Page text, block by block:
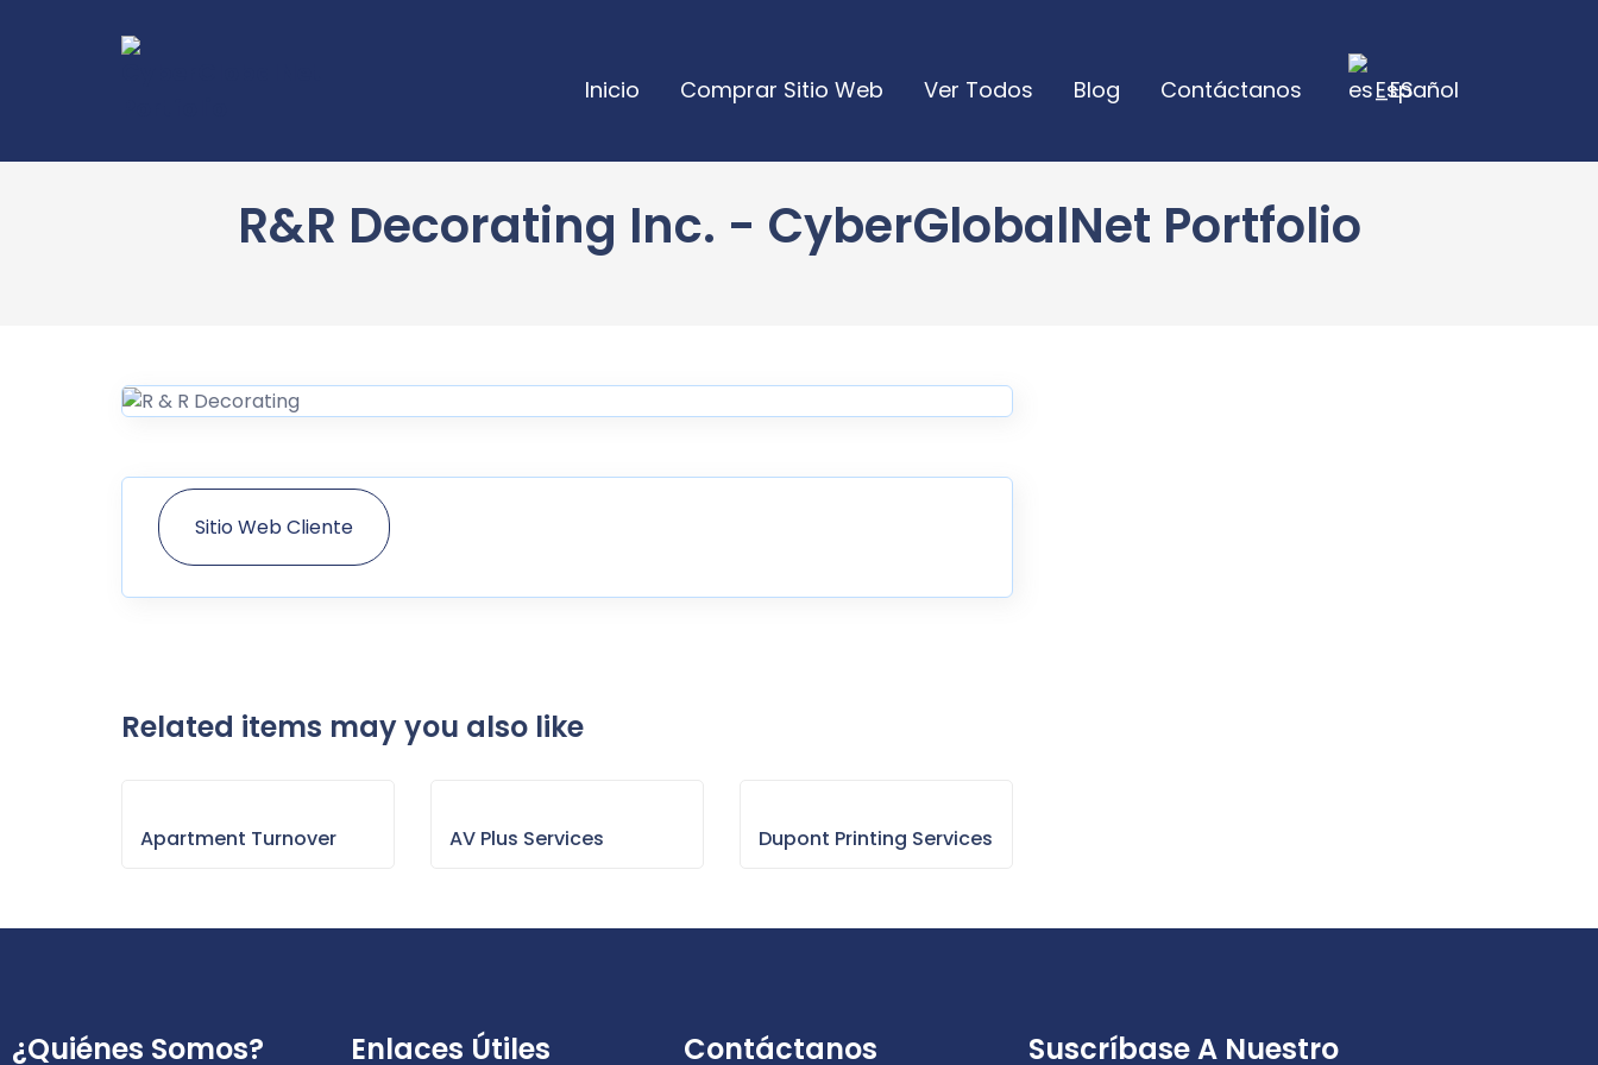
Inicio Comprar Sitio Web Ver Todos Blog Contáctanos Español
R&R Decorating Inc. - CyberGlobalNet Portfolio
Sitio Web Cliente
Related items may you also like
Apartment Turnover AV Plus Services Dupont Printing Services
¿Quiénes Somos? Enlaces Útiles Contáctanos Suscríbase A Nuestro